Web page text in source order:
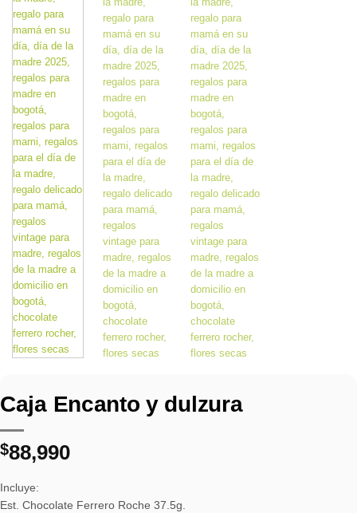
Caja Encanto y dulzura
$88,990
Incluye:
Est. Chocolate Ferrero Roche 37.5g.